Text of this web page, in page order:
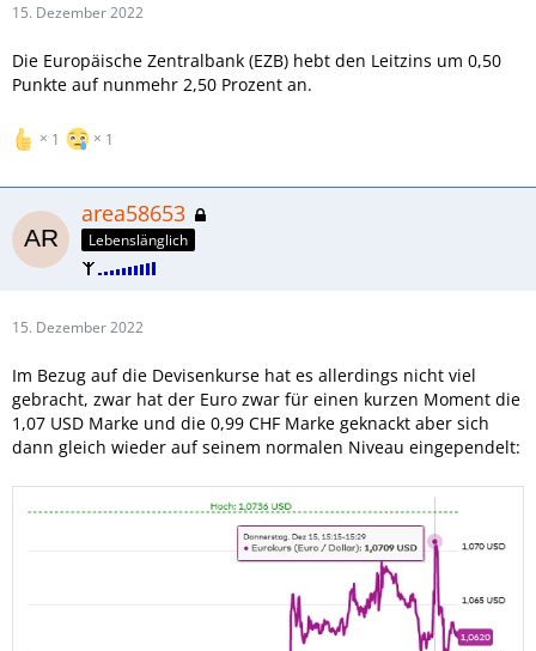
15. Dezember 2022
Die Europäische Zentralbank (EZB) hebt den Leitzins um 0,50
Punkte auf nunmehr 2,50 Prozent an.
1 1
area58653
Lebenslänglich
15. Dezember 2022
Im Bezug auf die Devisenkurse hat es allerdings nicht viel
gebracht, zwar hat der Euro zwar für einen kurzen Moment die
1,07 USD Marke und die 0,99 CHF Marke geknackt aber sich
dann gleich wieder auf seinem normalen Niveau eingependelt: